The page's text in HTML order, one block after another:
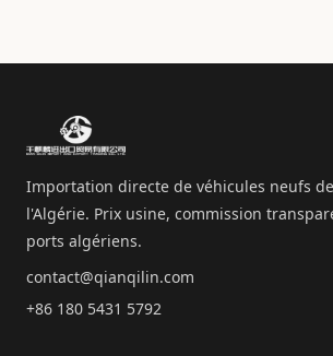
Importation directe de véhicules neufs
l'Algérie. Prix usine, commission
ports algériens.
contact@qianqilin.com
+86 180 5431 5792